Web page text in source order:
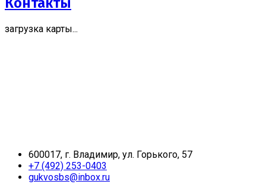
загрузка карты...
600017, г. Владимир, ул. Горького, 57
+7 (492) 253-0403
gukvosbs@inbox.ru